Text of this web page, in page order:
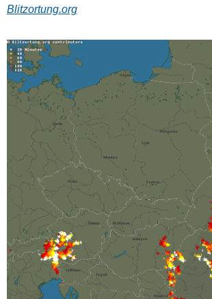
Blitzortung.org